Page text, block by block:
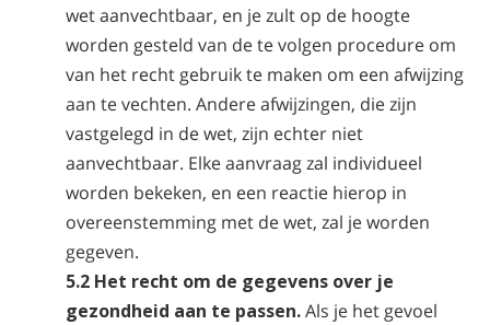
wet aanvechtbaar, en je zult op de hoogte
worden gesteld van de te volgen procedure om
van het recht gebruik te maken om een afwijzing
aan te vechten. Andere afwijzingen, die zijn
vastgelegd in de wet, zijn echter niet
aanvechtbaar. Elke aanvraag zal individueel
worden bekeken, en een reactie hierop in
overeenstemming met de wet, zal je worden
gegeven.
5.2 Het recht om de gegevens over je
gezondheid aan te passen.Als je het gevoel